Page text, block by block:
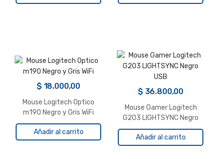
$ 18.000,00
Mouse Logitech Optico
m190 Negro y Gris WiFi
Añadir al carrito
$ 36.800,00
Mouse Gamer Logitech
G203 LIGHTSYNC Negro
USB
Añadir al carrito